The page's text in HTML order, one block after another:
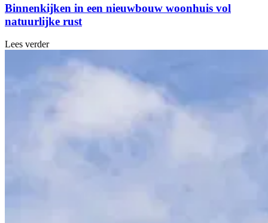
Binnenkijken in een nieuwbouw woonhuis vol
natuurlijke rust
Lees verder